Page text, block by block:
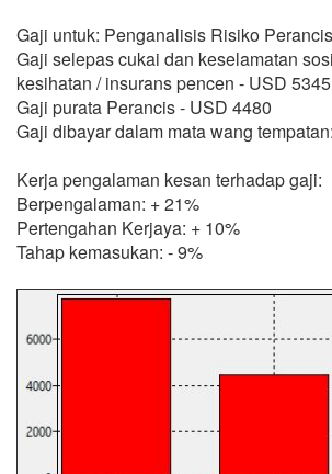
Gaji untuk: Penganalisis Risiko
Gaji selepas cukai dan keselamatan
kesihatan / insurans pencen - USD 5345
Gaji purata Perancis - USD 4480
Gaji dibayar dalam mata wang
Kerja pengalaman kesan terhadap gaji:
Berpengalaman: + 21%
Pertengahan Kerjaya: + 10%
Tahap kemasukan: - 9%